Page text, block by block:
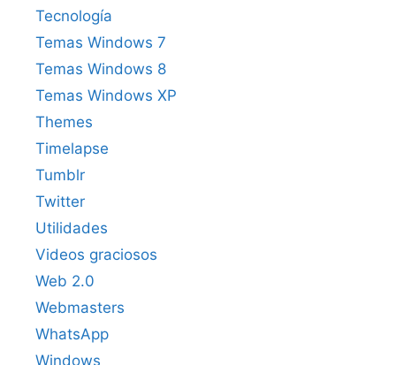
Tecnología
Temas Windows 7
Temas Windows 8
Temas Windows XP
Themes
Timelapse
Tumblr
Twitter
Utilidades
Videos graciosos
Web 2.0
Webmasters
WhatsApp
Windows